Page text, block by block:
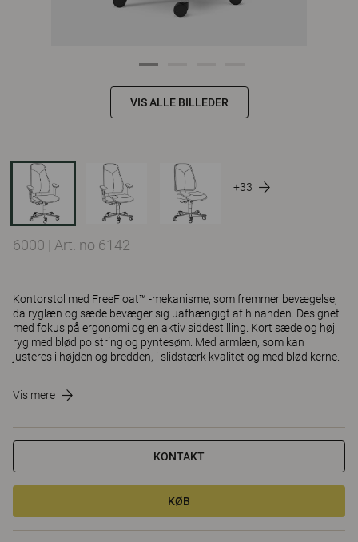
VIS ALLE BILLEDER
+33
6000 | Art. no 6142
Kontorstol med FreeFloat™ -mekanisme, som fremmer bevægelse,
da ryglæn og sæde bevæger sig uafhængigt af hinanden. Designet
med fokus på ergonomi og en aktiv siddestilling. Kort sæde og høj
ryg med blød polstring og pyntesøm. Med armlæn, som kan
justeres i højden og bredden, i slidstærk kvalitet og med blød kerne.
Vis mere
KONTAKT
KØB